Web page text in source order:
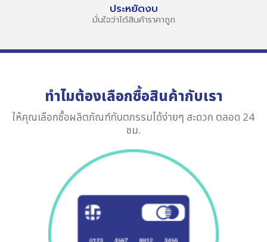
ประหยัดงบ
มั่นใจว่าได้สินค้าราคาถูก
ทำไมต้องเลือกซื้อสินค้ากับเรา
ให้คุณเลือกซื้อผลิตภัณฑ์ทันตกรรมได้ง่ายๆ สะดวก ตลอด 24
ชม.